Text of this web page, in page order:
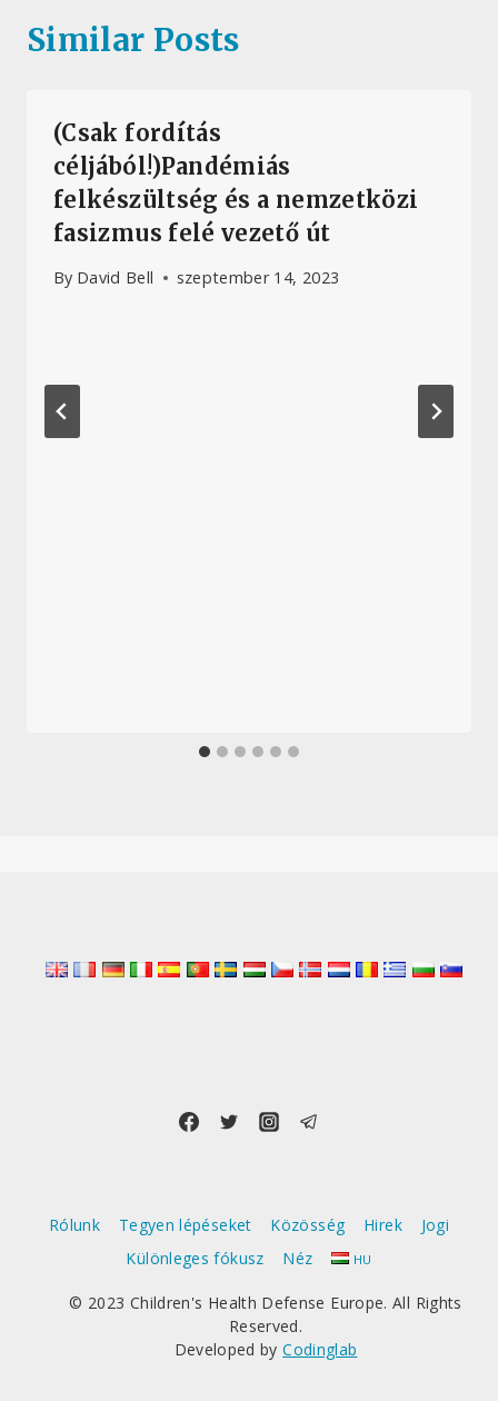
Similar Posts
(Csak fordítás
céljából!)Pandémiás
felkészültség és a nemzetközi
fasizmus felé vezető út
By David Bell szeptember 14, 2023
Rólunk Tegyen lépéseket Közösség Hirek
Jogi
Különleges fókusz
Néz HU
© 2023 Children's Health Defense Europe. All Rights
Reserved.
Developed byCodinglab